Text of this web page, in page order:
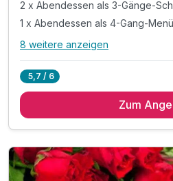
2 x Abendessen als 3-Gänge-
1 x Abendessen als 4-Gang-Menü
Alle Inklusivleistungen
3 x reichhaltiges Frühstück vom
1 x Willkommensgetränk „The
1 x eine Flasche Hauswein zum
8 weitere anzeigen
5,7 / 6
Zum